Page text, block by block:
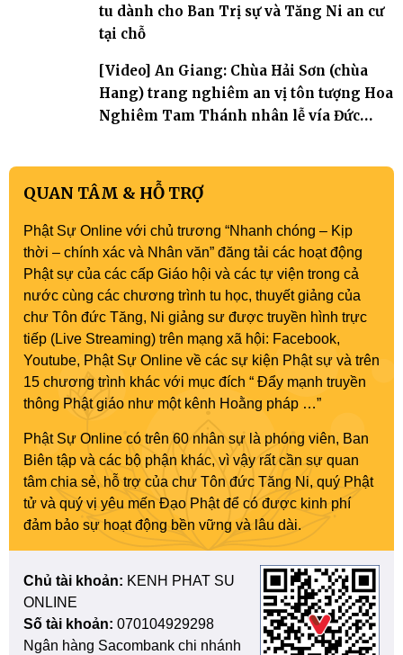
tu dành cho Ban Trị sự và Tăng Ni an cư
tại chỗ
[Video] An Giang: Chùa Hải Sơn (chùa
Hang) trang nghiêm an vị tôn tượng Hoa
Nghiêm Tam Thánh nhân lễ vía Đức
QUAN TÂM & HỖ TRỢ
Phật Sự Online với chủ trương “Nhanh chóng – Kịp
thời – chính xác và Nhân văn” đăng tải các hoạt động
Phật sự của các cấp Giáo hội và các tự viện trong cả
nước cùng các chương trình tu học, thuyết giảng của
chư Tôn đức Tăng, Ni giảng sư được truyền hình trực
tiếp (Live Streaming) trên mạng xã hội: Facebook,
Youtube, Phật Sự Online về các sự kiện Phật sự và trên
15 chương trình khác với mục đích “ Đẩy mạnh truyền
thông Phật giáo như một kênh Hoằng pháp …”
Phật Sự Online có trên 60 nhân sự là phóng viên, Ban
Biên tập và các bộ phận khác, vì vậy rất cần sự quan
tâm chia sẻ, hỗ trợ của chư Tôn đức Tăng Ni, quý Phật
tử và quý vị yêu mến Đạo Phật để có được kinh phí
đảm bảo sự hoạt động bền vững và lâu dài.
Chủ tài khoản: KENH PHAT SU
ONLINE
Số tài khoản: 070104929298
Ngân hàng Sacombank chi nhánh